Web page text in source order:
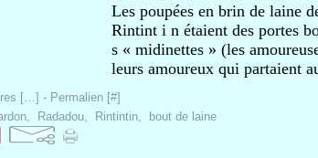
Les poupées en brin de laine
Rintint i n étaient des portes
s « midinettes » (les
leurs amoureux qui partaient
[…] - Permalien [#]
, Radadou, Rintintin, bout de laine